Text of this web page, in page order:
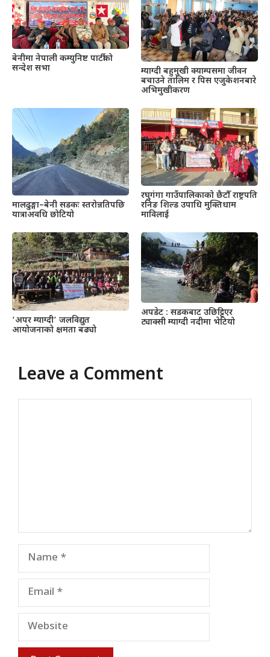
बेनीमा नेपाली कम्युनिष्ट पार्टीको
सन्देश सभा
म्याग्दी बहुमुखी क्याम्पसमा जीवन
बचाउने तालिम र पिस एजुकेशनबारे
अभिमुखीकरण
मालढुङ्गा–बेनी सडकः स्तरोन्नतिपछि
यात्राअवधि छोटियो
रघुगंगा गाउँपालिकाको छैटौँ राष्ट्रपति
रनिङ शिल्ड उपाधि मुक्तिधाम
माविलाई
‘अपर म्याग्दी’ जलविद्युत
आयोजनाको क्षमता बढ्यो
अपडेट : सडकबाट उछिट्टिएर
ट्याक्सी म्याग्दी नदीमा भेटियो
Leave a Comment
Name
Email
Website